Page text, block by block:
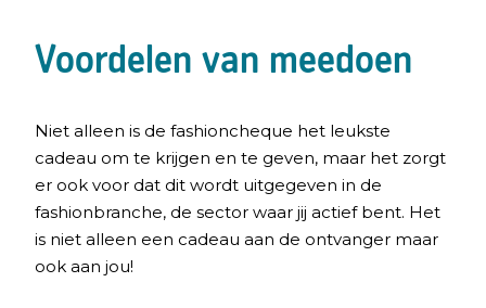
Voordelen van meedoen
Niet alleen is de fashioncheque het leukste
cadeau om te krijgen en te geven, maar het zorgt
er ook voor dat dit wordt uitgegeven in de
fashionbranche, de sector waar jij actief bent. Het
is niet alleen een cadeau aan de ontvanger maar
ook aan jou!